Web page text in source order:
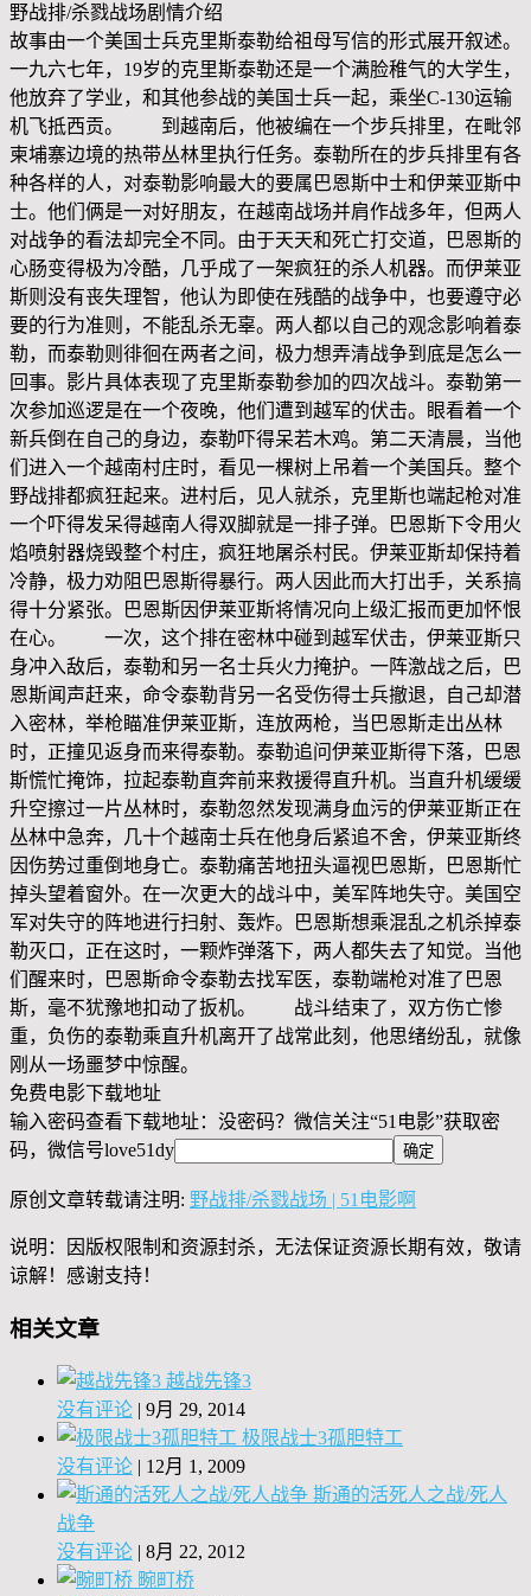
野战排/杀戮战场剧情介绍
故事由一个美国士兵克里斯泰勒给祖母写信的形式展开叙述。
一九六七年，19岁的克里斯泰勒还是一个满脸稚气的大学生，
他放弃了学业，和其他参战的美国士兵一起，乘坐C-130运输
机飞抵西贡。 到越南后，他被编在一个步兵排里，在毗邻
柬埔寨边境的热带丛林里执行任务。泰勒所在的步兵排里有各
种各样的人，对泰勒影响最大的要属巴恩斯中士和伊莱亚斯中
士。他们俩是一对好朋友，在越南战场并肩作战多年，但两人
对战争的看法却完全不同。由于天天和死亡打交道，巴恩斯的
心肠变得极为冷酷，几乎成了一架疯狂的杀人机器。而伊莱亚
斯则没有丧失理智，他认为即使在残酷的战争中，也要遵守必
要的行为准则，不能乱杀无辜。两人都以自己的观念影响着泰
勒，而泰勒则徘徊在两者之间，极力想弄清战争到底是怎么一
回事。影片具体表现了克里斯泰勒参加的四次战斗。泰勒第一
次参加巡逻是在一个夜晚，他们遭到越军的伏击。眼看着一个
新兵倒在自己的身边，泰勒吓得呆若木鸡。第二天清晨，当他
们进入一个越南村庄时，看见一棵树上吊着一个美国兵。整个
野战排都疯狂起来。进村后，见人就杀，克里斯也端起枪对准
一个吓得发呆得越南人得双脚就是一排子弹。巴恩斯下令用火
焰喷射器烧毁整个村庄，疯狂地屠杀村民。伊莱亚斯却保持着
冷静，极力劝阻巴恩斯得暴行。两人因此而大打出手，关系搞
得十分紧张。巴恩斯因伊莱亚斯将情况向上级汇报而更加怀恨
在心。 一次，这个排在密林中碰到越军伏击，伊莱亚斯只
身冲入敌后，泰勒和另一名士兵火力掩护。一阵激战之后，巴
恩斯闻声赶来，命令泰勒背另一名受伤得士兵撤退，自己却潜
入密林，举枪瞄准伊莱亚斯，连放两枪，当巴恩斯走出丛林
时，正撞见返身而来得泰勒。泰勒追问伊莱亚斯得下落，巴恩
斯慌忙掩饰，拉起泰勒直奔前来救援得直升机。当直升机缓缓
升空擦过一片丛林时，泰勒忽然发现满身血污的伊莱亚斯正在
丛林中急奔，几十个越南士兵在他身后紧追不舍，伊莱亚斯终
因伤势过重倒地身亡。泰勒痛苦地扭头逼视巴恩斯，巴恩斯忙
掉头望着窗外。在一次更大的战斗中，美军阵地失守。美国空
军对失守的阵地进行扫射、轰炸。巴恩斯想乘混乱之机杀掉泰
勒灭口，正在这时，一颗炸弹落下，两人都失去了知觉。当他
们醒来时，巴恩斯命令泰勒去找军医，泰勒端枪对准了巴恩
斯，毫不犹豫地扣动了扳机。 战斗结束了，双方伤亡惨
重，负伤的泰勒乘直升机离开了战常此刻，他思绪纷乱，就像
刚从一场噩梦中惊醒。
免费电影下载地址
输入密码查看下载地址：没密码？微信关注“51电影”获取密
码，微信号love51dy
原创文章转载请注明: 野战排/杀戮战场 | 51电影啊
说明：因版权限制和资源封杀，无法保证资源长期有效，敬请
谅解！感谢支持！
相关文章
越战先锋3
没有评论 | 9月 29, 2014
极限战士3孤胆特工
没有评论 | 12月 1, 2009
斯通的活死人之战/死人
战争
没有评论 | 8月 22, 2012
畹町桥